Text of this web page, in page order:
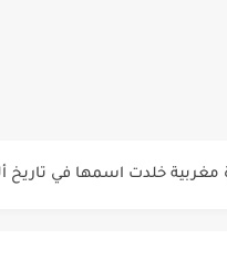
يفضح أساطير وخزعبلات نظام